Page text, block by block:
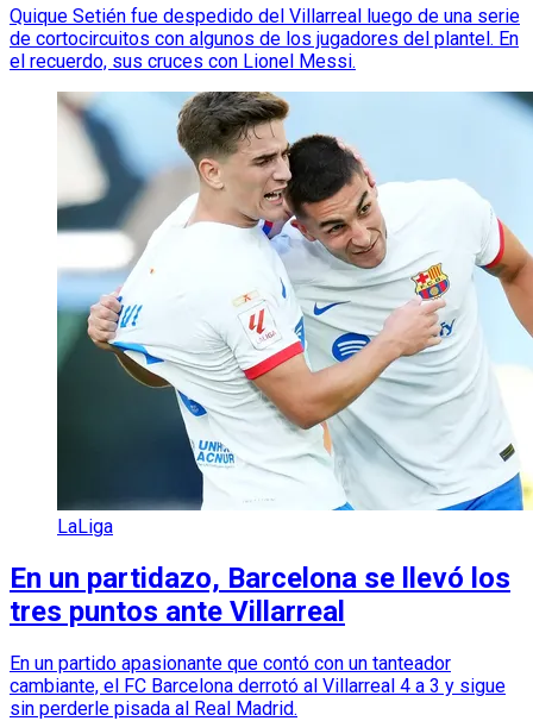
Quique Setién fue despedido del Villarreal luego de una serie
de cortocircuitos con algunos de los jugadores del plantel. En
el recuerdo, sus cruces con Lionel Messi.
LaLiga
En un partidazo, Barcelona se llevó los
tres puntos ante Villarreal
En un partido apasionante que contó con un tanteador
cambiante, el FC Barcelona derrotó al Villarreal 4 a 3 y sigue
sin perderle pisada al Real Madrid.